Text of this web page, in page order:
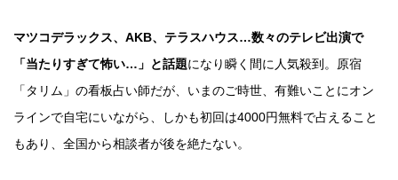
マツコデラックス、AKB、テラスハウス…数々のテレビ出演で
「当たりすぎて怖い…」と話題になり瞬く間に人気殺到。原宿
「タリム」の看板占い師だが、いまのご時世、有難いことにオン
ラインで自宅にいながら、しかも初回は4000円無料で占えること
もあり、全国から相談者が後を絶たない。